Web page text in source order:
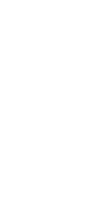
nekaj
Kaj
Pri